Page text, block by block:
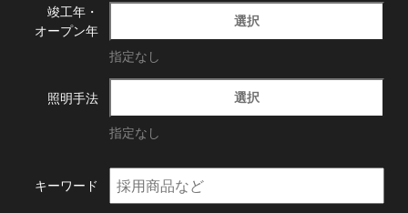
竣工年・
オープン年
選択
指定なし
照明手法 選択
指定なし
キーワード